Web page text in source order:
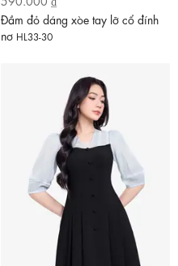
Đầm đỏ dáng xòe tay lỡ cổ đính
nơ HL33-30